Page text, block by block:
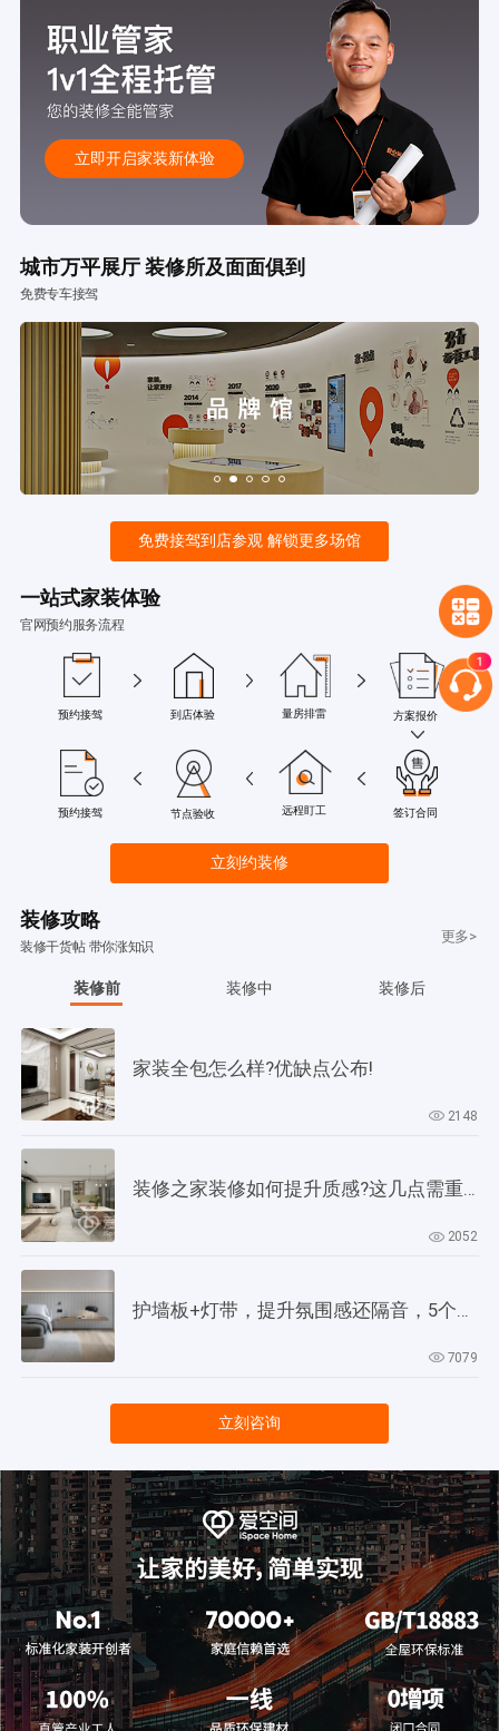
立即开启家装新体验
城市万平展厅 装修所及面面俱到
免费专车接驾
免费接驾到店参观 解锁更多场馆
一站式家装体验
官网预约服务流程
预约接驾 到店体验 量房排雷 方案报价
预约接驾 节点验收 远程盯工 签订合同
立刻约装修
装修攻略
装修干货帖 带你涨知识
更多>
装修前 装修中 装修后
家装全包怎么样?优缺点公布!
2148
装修之家装修如何提升质感?这几点需重视起来
2052
7079
立刻咨询